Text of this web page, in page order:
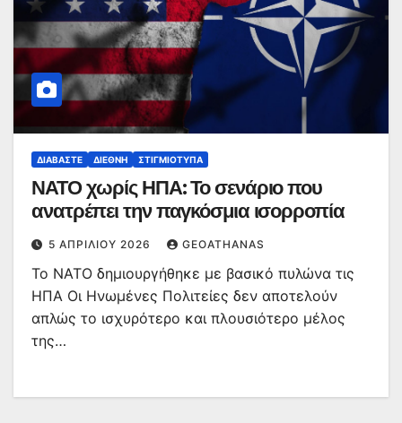
ΔΙΑΒΆΣΤΕ ΔΙΕΘΝΉ ΣΤΙΓΜΙΌΤΥΠΑ
ΝΑΤΟ χωρίς ΗΠΑ: Το σενάριο που
ανατρέπει την παγκόσμια ισορροπία
5 ΑΠΡΙΛΊΟΥ 2026 GEOATHANAS
Το ΝΑΤΟ δημιουργήθηκε με βασικό πυλώνα τις
ΗΠΑ Οι Ηνωμένες Πολιτείες δεν αποτελούν
απλώς το ισχυρότερο και πλουσιότερο μέλος
της…